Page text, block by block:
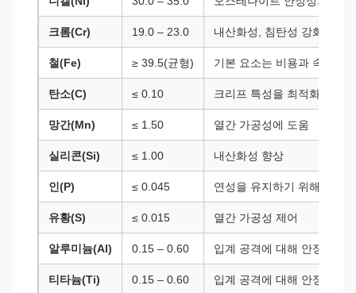
크롬(Cr) 19.0 – 23.0 내산화성, 침탄성 강화
철(Fe) ≥ 39.5(균형) 기본 요소는 비용과 속성의
탄소(C) ≤ 0.10 크리프 특성을 최적화하도
망간(Mn) ≤ 1.50 열간 가공성에 도움
실리콘(Si) ≤ 1.00 내산화성 향상
인(P) ≤ 0.045 연성을 유지하기 위해 최소화
유황(S) ≤ 0.015 열간 가공성 제어
알루미늄(Al) 0.15 – 0.60 입계 공격에 대해 안정화
티타늄(Ti) 0.15 – 0.60 입계 공격에 대해 안정화